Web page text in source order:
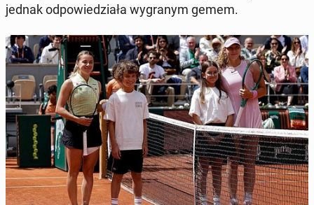
jednak od­po­wie­dzia­ła wy­gra­nym gemem.